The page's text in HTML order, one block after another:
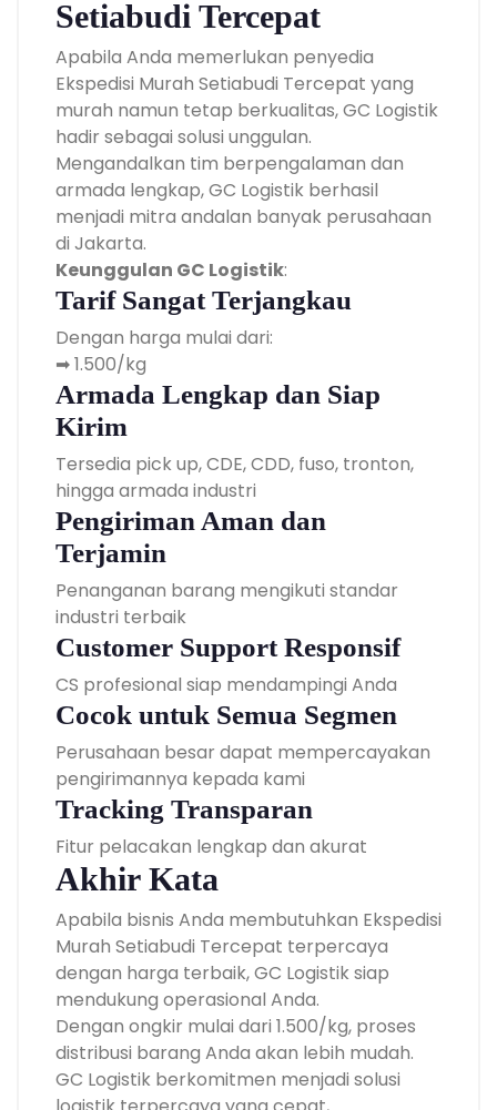
Setiabudi Tercepat
Apabila Anda memerlukan penyedia
Ekspedisi Murah Setiabudi Tercepat yang
murah namun tetap berkualitas, GC Logistik
hadir sebagai solusi unggulan.
Mengandalkan tim berpengalaman dan
armada lengkap, GC Logistik berhasil
menjadi mitra andalan banyak perusahaan
di Jakarta.
Keunggulan GC Logistik:
Tarif Sangat Terjangkau
Dengan harga mulai dari:
➡ 1.500/kg
Armada Lengkap dan Siap
Kirim
Tersedia pick up, CDE, CDD, fuso, tronton,
hingga armada industri
Pengiriman Aman dan
Terjamin
Penanganan barang mengikuti standar
industri terbaik
Customer Support Responsif
CS profesional siap mendampingi Anda
Cocok untuk Semua Segmen
Perusahaan besar dapat mempercayakan
pengirimannya kepada kami
Tracking Transparan
Fitur pelacakan lengkap dan akurat
Akhir Kata
Apabila bisnis Anda membutuhkan Ekspedisi
Murah Setiabudi Tercepat terpercaya
dengan harga terbaik, GC Logistik siap
mendukung operasional Anda.
Dengan ongkir mulai dari 1.500/kg, proses
distribusi barang Anda akan lebih mudah.
GC Logistik berkomitmen menjadi solusi